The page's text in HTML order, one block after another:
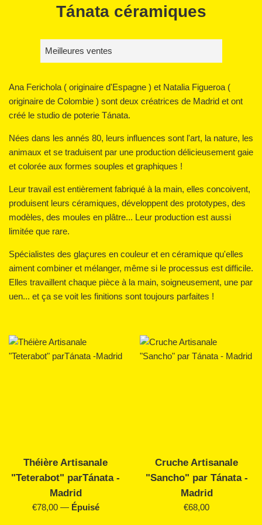
Tánata céramiques
Trier
Ana Ferichola ( originaire d'Espagne ) et Natalia Figueroa (
originaire de Colombie ) sont deux créatrices de Madrid et ont
créé le studio de poterie Tánata.
Nées dans les annés 80, leurs influences sont l'art, la nature, les
animaux et se traduisent par une production délicieusement gaie
et colorée aux formes souples et graphiques !
Leur travail est entièrement fabriqué à la main, elles concoivent,
produisent leurs céramiques, développent des prototypes, des
modèles, des moules en plâtre... Leur production est aussi
limitée que rare.
Spécialistes des glaçures en couleur et en céramique qu'elles
aiment combiner et mélanger, même si le processus est difficile.
Elles travaillent chaque pièce à la main, soigneusement, une par
uen... et ça se voit les finitions sont toujours parfaites !
Théière Artisanale
"Teterabot" parTánata -
Madrid
Prix
€78,00— Épuisé
Cruche Artisanale
"Sancho" par Tánata -
Madrid
Prix
€68,00